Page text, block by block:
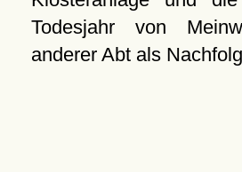
Todesjahr von
anderer Abt als